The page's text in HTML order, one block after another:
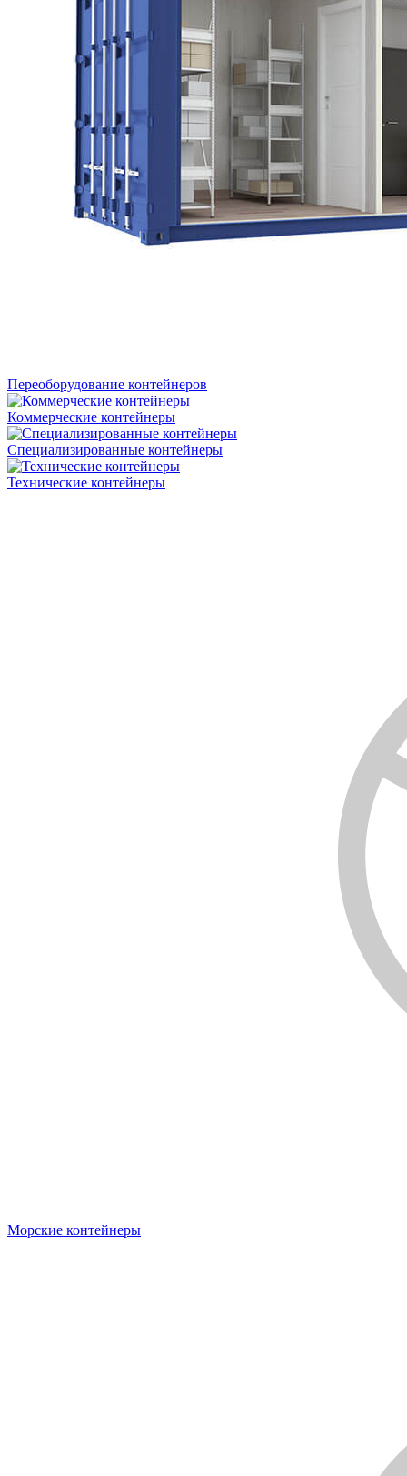
Переоборудование контейнеров
Коммерческие контейнеры
Специализированные контейнеры
Технические контейнеры
Морские контейнеры